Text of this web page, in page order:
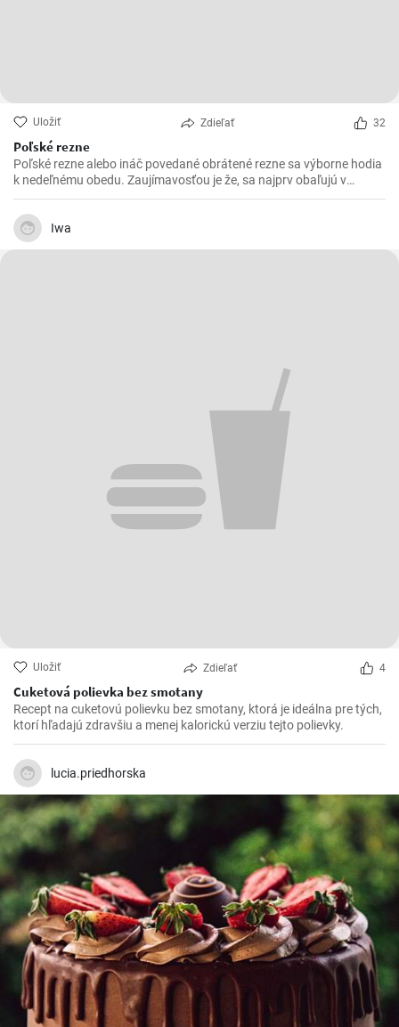
Uložiť Zdieľať 32
Poľské rezne
Poľské rezne alebo ináč povedané obrátené rezne sa výborne hodia
k nedeľnému obedu. Zaujímavosťou je že, sa najprv obaľujú v
strúhanke a až následne vo vajíčku.
Iwa
Uložiť Zdieľať 4
Cuketová polievka bez smotany
Recept na cuketovú polievku bez smotany, ktorá je ideálna pre tých,
ktorí hľadajú zdravšiu a menej kalorickú verziu tejto polievky.
lucia.priedhorska